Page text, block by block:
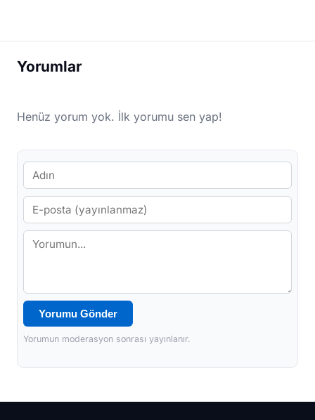
Yorumlar
Henüz yorum yok. İlk yorumu sen yap!
Yorumu Gönder
Yorumun moderasyon sonrası yayınlanır.